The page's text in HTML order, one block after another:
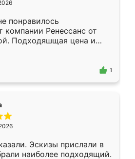
понравилось
компании Ренессанс от
Подходяшщая цена и
Приехавший
Владислав
эскизу самый
1
Эскизы прислали в
наиболее подходящий.